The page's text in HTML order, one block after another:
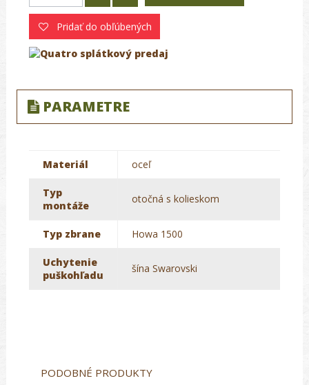
Pridať do obľúbených
PARAMETRE
Materiál oceľ
Typ
montáže
otočná s kolieskom
Typ zbrane Howa 1500
Uchytenie
puškohľadu
šína Swarovski
PODOBNÉ PRODUKTY